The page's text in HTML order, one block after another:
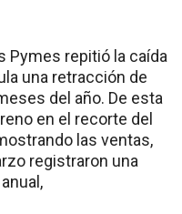
Pymes repitió la caída
una retracción de
del año. De esta
en el recorte del
las ventas,
registraron una